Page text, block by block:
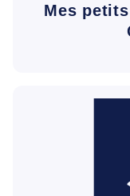
Mes